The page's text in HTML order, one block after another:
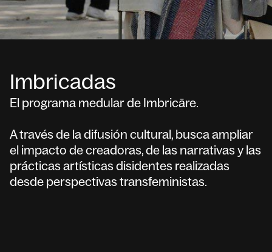
Imbricadas
El programa medular de Imbricāre.
A través de la difusión cultural, busca ampliar
el impacto de creadoras, de las narrativas y las
prácticas artísticas disidentes realizadas
desde perspectivas transfeministas.